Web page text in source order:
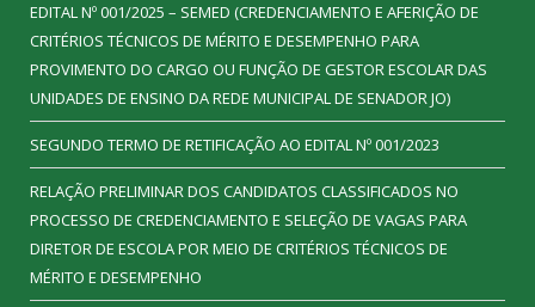
EDITAL Nº 001/2025 – SEMED (CREDENCIAMENTO E AFERIÇÃO DE
CRITÉRIOS TÉCNICOS DE MÉRITO E DESEMPENHO PARA
PROVIMENTO DO CARGO OU FUNÇÃO DE GESTOR ESCOLAR DAS
UNIDADES DE ENSINO DA REDE MUNICIPAL DE SENADOR JO)
SEGUNDO TERMO DE RETIFICAÇÃO AO EDITAL Nº 001/2023
RELAÇÃO PRELIMINAR DOS CANDIDATOS CLASSIFICADOS NO
PROCESSO DE CREDENCIAMENTO E SELEÇÃO DE VAGAS PARA
DIRETOR DE ESCOLA POR MEIO DE CRITÉRIOS TÉCNICOS DE
MÉRITO E DESEMPENHO